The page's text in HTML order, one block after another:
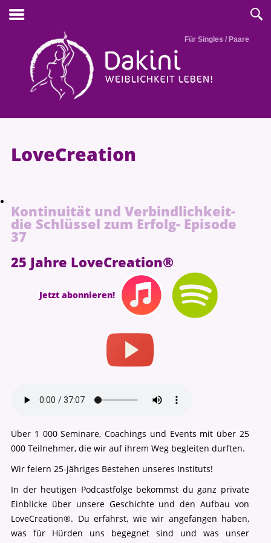
Für Singles / Paare
LoveCreation
Kontinuität und Verbindlichkeit-
die Schlüssel zum Erfolg- Episode
37
25 Jahre LoveCreation®
Jetzt abonnieren!
Über 1 000 Seminare, Coachings und Events mit über 25
000 Teilnehmer, die wir auf ihrem Weg begleiten durften.
Wir feiern 25-jähriges Bestehen unseres Instituts!
In der heutigen Podcastfolge bekommst du ganz private
Einblicke über unsere Geschichte und den Aufbau von
LoveCreation®. Du erfährst, wie wir angefangen haben,
was für Hürden uns begegnet sind und was unser